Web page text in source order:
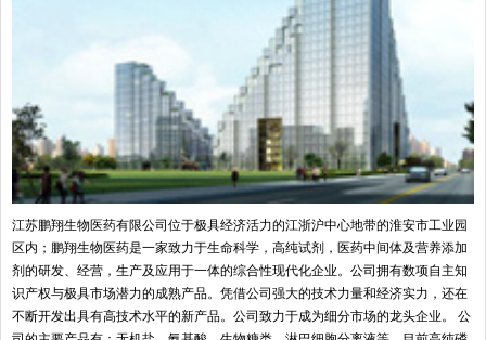
江苏鹏翔生物医药有限公司位于极具经济活力的江浙沪中心地带的淮安市工业园
区内；鹏翔生物医药是一家致力于生命科学，高纯试剂，医药中间体及营养添加
剂的研发、经营，生产及应用于一体的综合性现代化企业。公司拥有数项自主知
识产权与极具市场潜力的成熟产品。凭借公司强大的技术力量和经济实力，还在
不断开发出具有高技术水平的新产品。公司致力于成为细分市场的龙头企业。 公